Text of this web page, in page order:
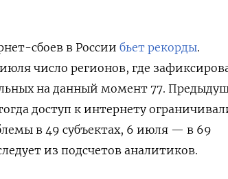
сбоев в России бьет рекорды.
число регионов, где
на данный момент 77.
доступ к интернету
в 49 субъектах, 6 июля — в 69
из подсчетов аналитиков.